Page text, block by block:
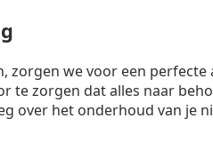
zorgen we voor een
te zorgen dat alles naar
over het onderhoud van je